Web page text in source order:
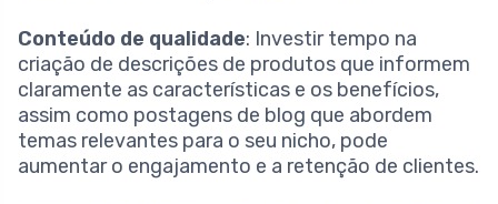
Conteúdo de qualidade: Investir tempo na
criação de descrições de produtos que informem
claramente as características e os benefícios,
assim como postagens de blog que abordem
temas relevantes para o seu nicho, pode
aumentar o engajamento e a retenção de clientes.